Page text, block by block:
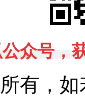
众号，
有，